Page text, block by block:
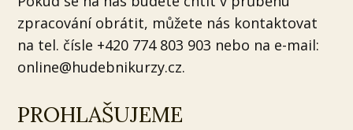
zpracování obrátit, můžete nás kontaktovat
na tel. čísle +420 774 803 903 nebo na e-mail:
online@hudebnikurzy.cz.
PROHLAŠUJEME